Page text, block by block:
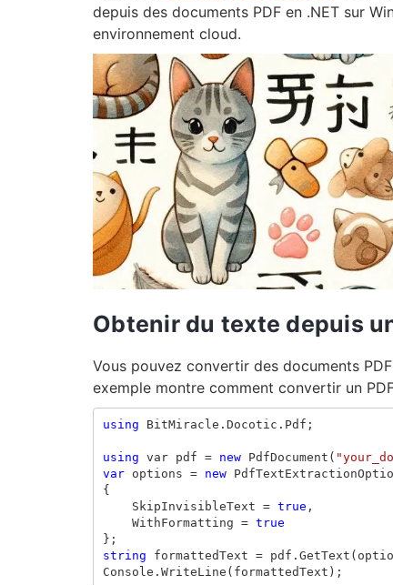
depuis des documents PDF en .NET sur
environnement cloud.
Obtenir du texte depuis
Vous pouvez convertir des documents
exemple montre comment convertir un
using BitMiracle.Docotic.Pdf ;
using var pdf = new PdfDocument (
var
options = new
{
SkipInvisibleText = true ,
WithFormatting = true
};
string
formattedText = pdf . GetText (
Console . WriteLine ( formattedText );